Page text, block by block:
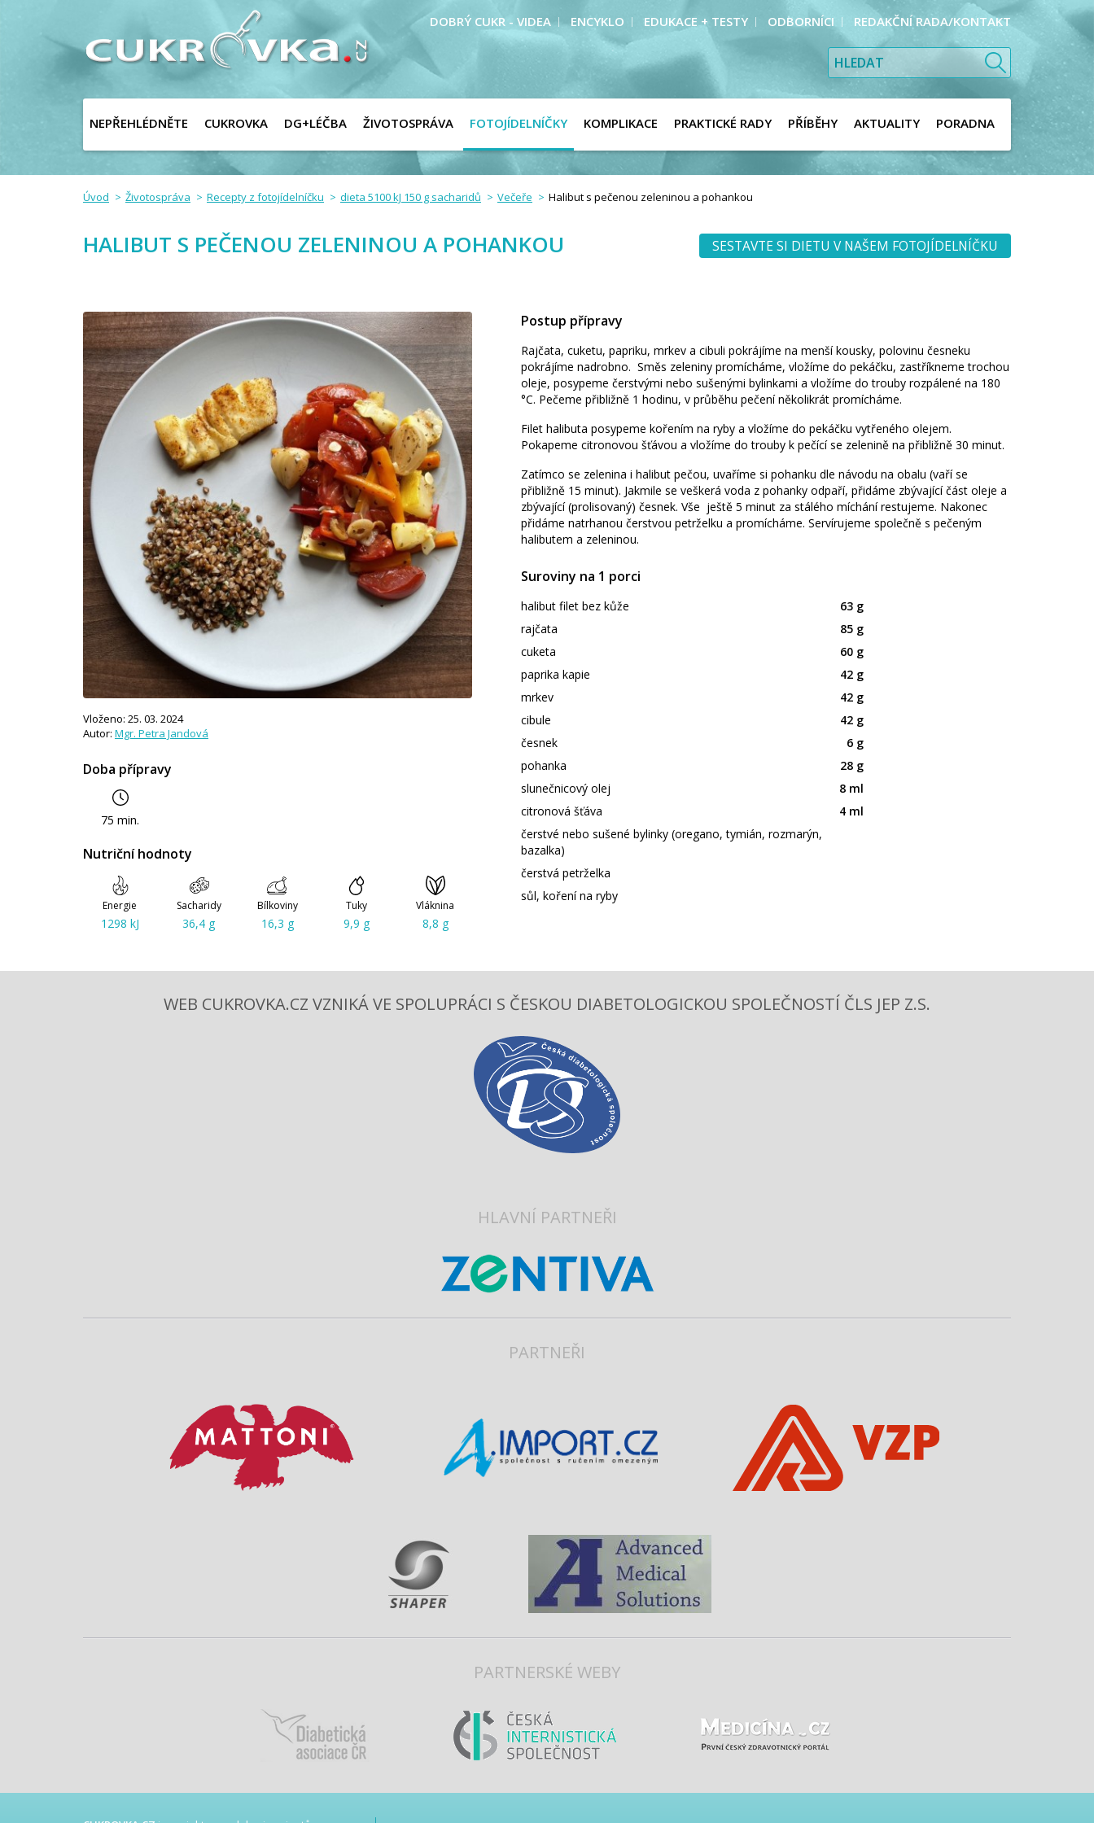
DOBRÝ CUKR - VIDEA ENCYKLO EDUKACE + TESTY ODBORNÍCI REDAKČNÍ RADA/KONTAKT
NEPŘEHLÉDNĚTE CUKROVKA DG+LÉČBA ŽIVOTOSPRÁVA FOTOJÍDELNÍČKY KOMPLIKACE PRAKTICKÉ RADY PŘÍBĚHY AKTUALITY PORADNA
Úvod Životospráva Recepty z fotojídelníčku dieta 5100 kJ 150 g sacharidů Večeře Halibut s pečenou zeleninou a pohankou
HALIBUT S PEČENOU ZELENINOU A POHANKOU SESTAVTE SI DIETU V NAŠEM FOTOJÍDELNÍČKU
Doba přípravy
75 min.
Vloženo: 25. 03. 2024
Autor: Mgr. Petra Jandová
Nutriční hodnoty
Energie
1298 kJ
Sacharidy
36,4 g
Bílkoviny
16,3 g
Tuky
9,9 g
Vláknina
8,8 g
Postup přípravy
Rajčata, cuketu, papriku, mrkev a cibuli pokrájíme na menší kousky, polovinu česneku
pokrájíme nadrobno. Směs zeleniny promícháme, vložíme do pekáčku, zastříkneme trochou
oleje, posypeme čerstvými nebo sušenými bylinkami a vložíme do trouby rozpálené na 180
°C. Pečeme přibližně 1 hodinu, v průběhu pečení několikrát promícháme.
Filet halibuta posypeme kořením na ryby a vložíme do pekáčku vytřeného olejem.
Pokapeme citronovou šťávou a vložíme do trouby k pečící se zelenině na přibližně 30 minut.
Zatímco se zelenina i halibut pečou, uvaříme si pohanku dle návodu na obalu (vaří se
přibližně 15 minut). Jakmile se veškerá voda z pohanky odpaří, přidáme zbývající část oleje a
zbývající (prolisovaný) česnek. Vše ještě 5 minut za stálého míchání restujeme. Nakonec
přidáme natrhanou čerstvou petrželku a promícháme. Servírujeme společně s pečeným
halibutem a zeleninou.
Suroviny na 1 porci
halibut filet bez kůže
63 g
rajčata
85 g
cuketa
60 g
paprika kapie
42 g
mrkev
42 g
cibule
42 g
česnek
6 g
pohanka
28 g
slunečnicový olej
8 ml
citronová šťáva
4 ml
čerstvé nebo sušené bylinky (oregano, tymián, rozmarýn,
bazalka)
čerstvá petrželka
sůl, koření na ryby
WEB CUKROVKA.CZ VZNIKÁ VE SPOLUPRÁCI S ČESKOU DIABETOLOGICKOU SPOLEČNOSTÍ ČLS JEP Z.S.
HLAVNÍ PARTNEŘI
PARTNEŘI
PARTNERSKÉ WEBY